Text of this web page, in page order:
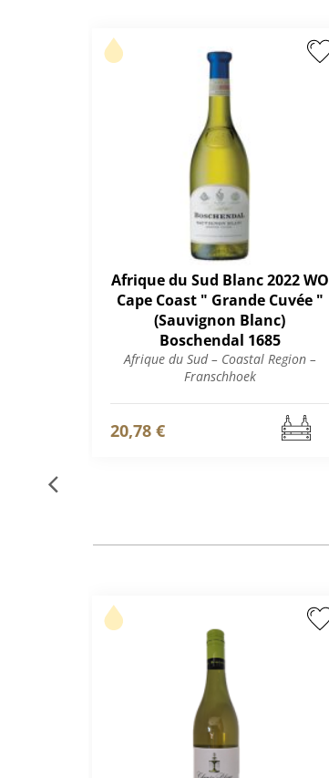
Afrique du Sud Blanc 2022 WO
Cape Coast " Grande Cuvée "
(Sauvignon Blanc)
Boschendal 1685
Afrique du Sud – Coastal Region –
Franschhoek
20,78 €